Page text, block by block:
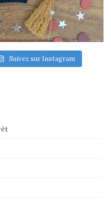
Suivez sur Instagram